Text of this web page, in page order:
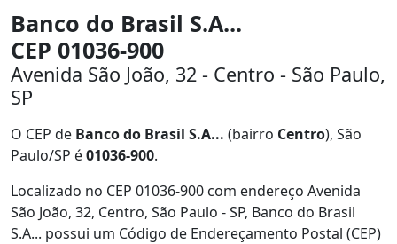
Banco do Brasil S.A...
CEP 01036-900
Avenida São João, 32 - Centro - São Paulo,
SP
O CEP de Banco do Brasil S.A... (bairro Centro), São
Paulo/SP é01036-900.
Localizado no CEP 01036-900 com endereço Avenida
São João, 32, Centro, São Paulo - SP, Banco do Brasil
S.A... possui um Código de Endereçamento Postal (CEP)